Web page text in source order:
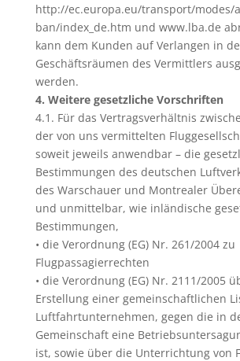
http://ec.europa.eu/transport/modes/
ban/index_de.htm und www.lba.de
kann dem Kunden auf Verlangen in
Geschäftsräumen des Vermittlers
werden.
4. Weitere gesetzliche Vorschriften
4.1. Für das Vertragsverhältnis
der von uns vermittelten
soweit jeweils anwendbar – die
Bestimmungen des deutschen
des Warschauer und Montrealer
und unmittelbar, wie inländische
Bestimmungen,
• die Verordnung (EG) Nr. 261/2004 zu
Flugpassagierrechten
• die Verordnung (EG) Nr. 2111/2005
Erstellung einer gemeinschaftlichen
Luftfahrtunternehmen, gegen die in
Gemeinschaft eine
ist, sowie über die Unterrichtung von